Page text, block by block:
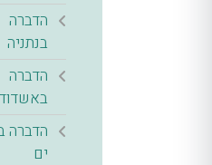
הדברה
בנתניה
הדברה
באשדוד
הדברה
ים